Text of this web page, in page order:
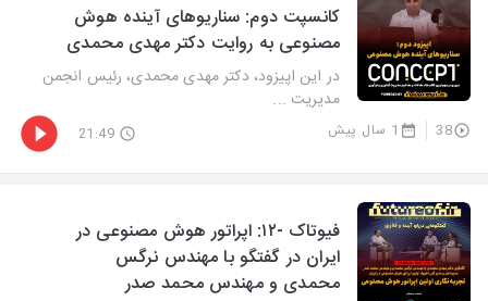
کانسپت دوم: سناریوهای آینده هوش
مصنوعی به روایت دکتر مهدی محمدی
در این اپیزود، دکتر مهدی محمدی، رئیس انجمن
مدیریت ...
38 1 سال پیش 21:49
فیوتاک -۱۲: اپراتور هوش مصنوعی در
ایران در گفتگو با مهندس نرگس
محمدی و مهندس محمد صدر